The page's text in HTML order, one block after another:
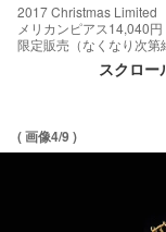
2017 Christmas Limited
メリカンピアス14,040
限定販売（なくなり次第
スクロー
( 画像4/9 )